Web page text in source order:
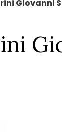
Giovanni